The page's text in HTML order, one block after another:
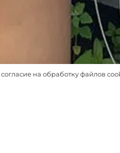
на обработку файлов